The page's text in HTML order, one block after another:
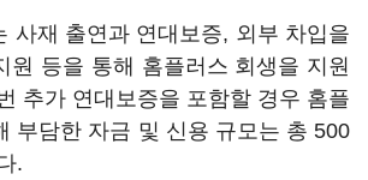
사재 출연과 연대보증, 외부 차입을
원 등을 통해 홈플러스 회생을 지원
추가 연대보증을 포함할 경우 홈플
부담한 자금 및 신용 규모는 총 500
.